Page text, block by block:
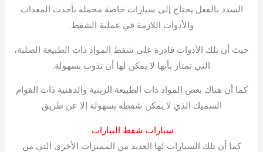
السدد بالفعل يحتاج إلى سيارات خاصة محملة بأحدث المعدات
والأدوات اللازمة في عملية الشفط.
حيث أن تلك الأدوات قادرة على شفط المواد ذات الطبيعة الصلبة،
التي تمتاز بأنها لا يمكن لها أن تذوب بسهولة.
كما أن هناك بعض المواد ذات الطبيعة الزيتية والدهنية ذات القوام
السميك الذي لا يمكن شفطه بسهولة إلا عن طريق
سيارات شفط البيارات.
كما أن تلك السيارات لها العديد من المميزات الأخرى التي من